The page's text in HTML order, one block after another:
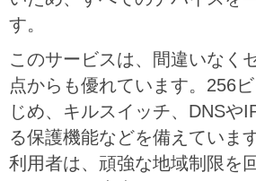
す。
このサービスは、間違いなく
点からも優れています。256
じめ、キルスイッチ、DNSや
る保護機能などを備えていま
利用者は、頑強な地域制限を